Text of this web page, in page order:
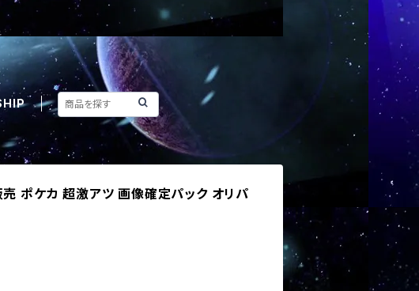
ポケカ 超激アツ 画像確定パック オリパ